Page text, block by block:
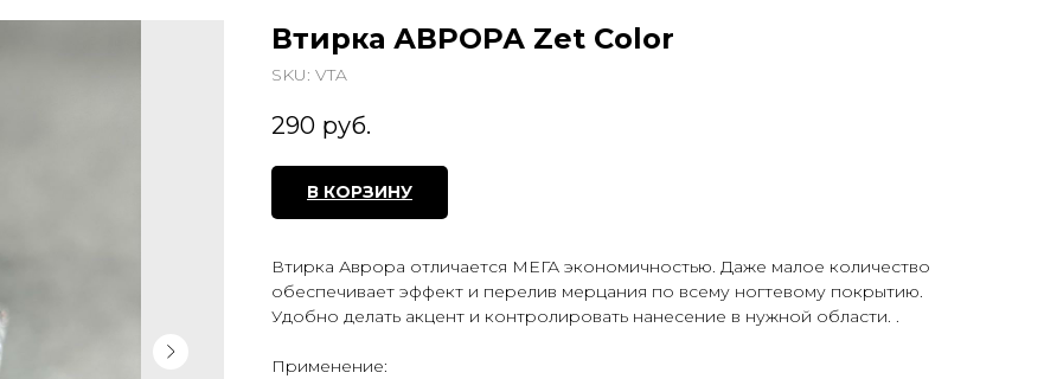
Втирка АВРОРА Zet Color
SKU: VTA
290 руб.
В КОРЗИНУ
Втирка Аврора отличается МЕГА экономичностью. Даже малое количество
обеспечивает эффект и перелив мерцания по всему ногтевому покрытию.
Удобно делать акцент и контролировать нанесение в нужной области. .
Применение: